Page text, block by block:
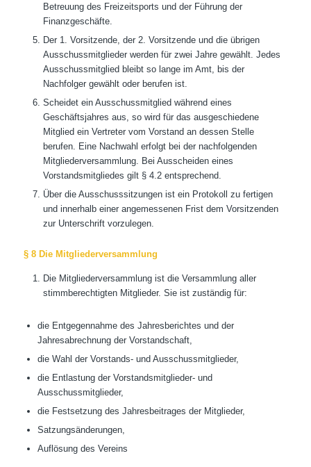
Betreuung des Freizeitsports und der Führung der
Finanzgeschäfte.
Der 1. Vorsitzende, der 2. Vorsitzende und die übrigen
Ausschussmitglieder werden für zwei Jahre gewählt. Jedes
Ausschussmitglied bleibt so lange im Amt, bis der
Nachfolger gewählt oder berufen ist.
Scheidet ein Ausschussmitglied während eines
Geschäftsjahres aus, so wird für das ausgeschiedene
Mitglied ein Vertreter vom Vorstand an dessen Stelle
berufen. Eine Nachwahl erfolgt bei der nachfolgenden
Mitgliederversammlung. Bei Ausscheiden eines
Vorstandsmitgliedes gilt § 4.2 entsprechend.
Über die Ausschusssitzungen ist ein Protokoll zu fertigen
und innerhalb einer angemessenen Frist dem Vorsitzenden
zur Unterschrift vorzulegen.
§ 8 Die Mitgliederversammlung
Die Mitgliederversammlung ist die Versammlung aller
stimmberechtigten Mitglieder. Sie ist zuständig für:
die Entgegennahme des Jahresberichtes und der
Jahresabrechnung der Vorstandschaft,
die Wahl der Vorstands- und Ausschussmitglieder,
die Entlastung der Vorstandsmitglieder- und
Ausschussmitglieder,
die Festsetzung des Jahresbeitrages der Mitglieder,
Satzungsänderungen,
Auflösung des Vereins